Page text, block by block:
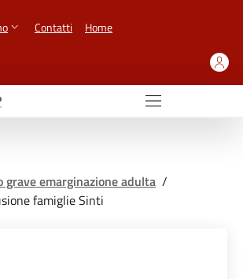
Contatti Home
grave emarginazione adulta /
famiglie Sinti